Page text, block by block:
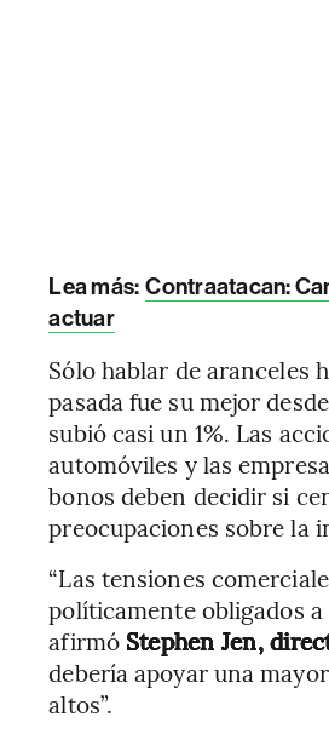
Lea más: Contraatacan:
actuar
Sólo hablar de aranceles
pasada fue su mejor
subió casi un 1%. Las
automóviles y las
bonos deben decidir si
preocupaciones sobre la
“Las tensiones
políticamente obligados
afirmó Stephen Jen,
debería apoyar una
altos”.